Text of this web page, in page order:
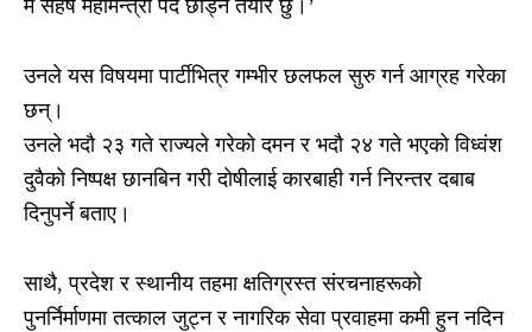
म सहर्ष महामन्त्री पद छोड्न तयार छु।’
उनले यस विषयमा पार्टीभित्र गम्भीर छलफल सुरु गर्न आग्रह गरेका
छन्।
उनले भदौ २३ गते राज्यले गरेको दमन र भदौ २४ गते भएको विध्वंश
दुवैको निष्पक्ष छानबिन गरी दोषीलाई कारबाही गर्न निरन्तर दबाब
दिनुपर्ने बताए।
साथै, प्रदेश र स्थानीय तहमा क्षतिग्रस्त संरचनाहरूको
पुनर्निर्माणमा तत्काल जुट्न र नागरिक सेवा प्रवाहमा कमी हुन नदिन